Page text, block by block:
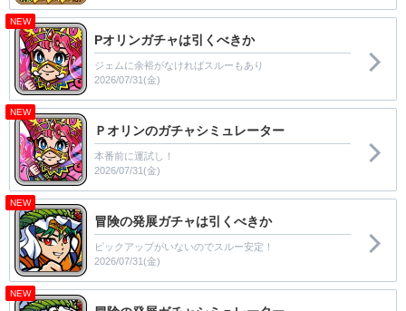
NEW
Pオリンガチャは引くべきか
ジェムに余裕がなければスルーもあり
2026/07/31(金)
NEW
Ｐオリンのガチャシミュレーター
本番前に運試し！
2026/07/31(金)
NEW
冒険の発展ガチャは引くべきか
ピックアップがいないのでスルー安定！
2026/07/31(金)
NEW